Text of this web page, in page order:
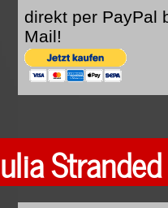
direkt per PayPal
Mail!